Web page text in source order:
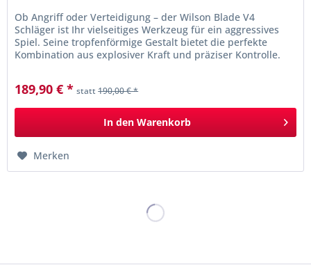
Ob Angriff oder Verteidigung – der Wilson Blade V4
Schläger ist Ihr vielseitiges Werkzeug für ein aggressives
Spiel. Seine tropfenförmige Gestalt bietet die perfekte
Kombination aus explosiver Kraft und präziser Kontrolle.
189,90 € * statt190,00 € *
In den Warenkorb
Merken